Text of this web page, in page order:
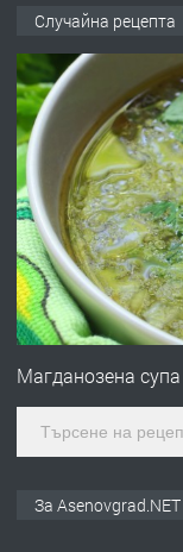
ПРЕДЛАГА
ПРЕДЛАГА
Случайна рецепта
Магданозена супа
За Asenovgrad.NET